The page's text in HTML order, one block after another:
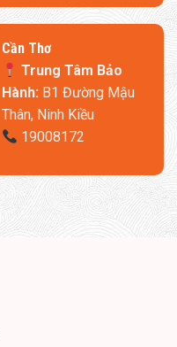
Cần Thơ
Trung Tâm Bảo
Hành:B1 Đường Mậu
Thân, Ninh Kiều
19008172